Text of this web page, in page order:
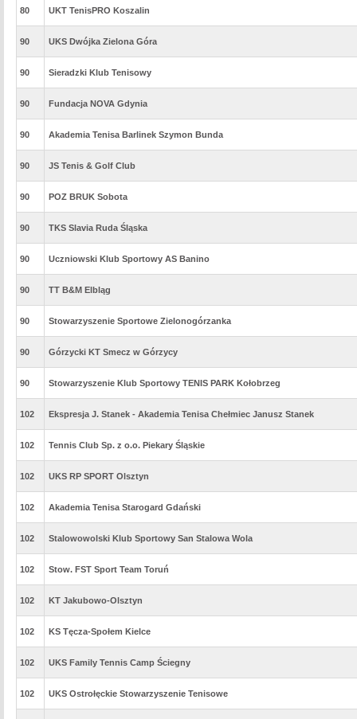
80 UKT TenisPRO Koszalin
90 UKS Dwójka Zielona Góra
90 Sieradzki Klub Tenisowy
90 Fundacja NOVA Gdynia
90 Akademia Tenisa Barlinek Szymon Bunda
90 JS Tenis & Golf Club
90 POZ BRUK Sobota
90 TKS Slavia Ruda Śląska
90 Uczniowski Klub Sportowy AS Banino
90 TT B&M Elbląg
90 Stowarzyszenie Sportowe Zielonogórzanka
90 Górzycki KT Smecz w Górzycy
90 Stowarzyszenie Klub Sportowy TENIS PARK Kołobrzeg
102 Ekspresja J. Stanek - Akademia Tenisa Chełmiec Janusz Stanek
102 Tennis Club Sp. z o.o. Piekary Śląskie
102 UKS RP SPORT Olsztyn
102 Akademia Tenisa Starogard Gdański
102 Stalowowolski Klub Sportowy San Stalowa Wola
102 Stow. FST Sport Team Toruń
102 KT Jakubowo-Olsztyn
102 KS Tęcza-Społem Kielce
102 UKS Family Tennis Camp Ściegny
102 UKS Ostrołęckie Stowarzyszenie Tenisowe